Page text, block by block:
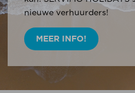
nieuwe verhuurders!
MEER INFO!